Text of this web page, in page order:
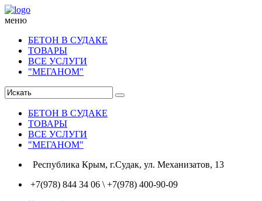
меню
БЕТОН В СУДАКЕ
ТОВАРЫ
ВСЕ УСЛУГИ
"МЕГАНОМ"
БЕТОН В СУДАКЕ
ТОВАРЫ
ВСЕ УСЛУГИ
"МЕГАНОМ"
Республика Крым, г.Судак, ул. Механизатов, 13
+7(978) 844 34 06 \ +7(978) 400-90-09